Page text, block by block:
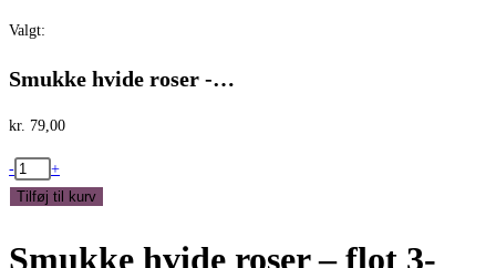
Valgt:
Smukke hvide roser -…
kr. 79,00
Smukke
hvide
-
-
+
Tilføj til kurv
Smukke hvide roser – flot 3-